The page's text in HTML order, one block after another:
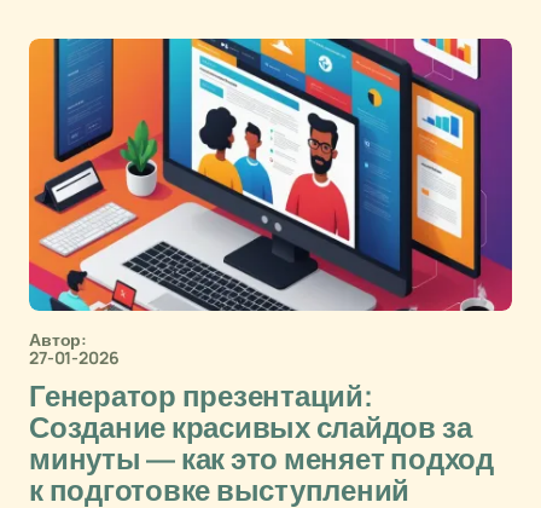
Автор:
27-01-2026
Генератор презентаций:
Создание красивых слайдов за
минуты — как это меняет подход
к подготовке выступлений